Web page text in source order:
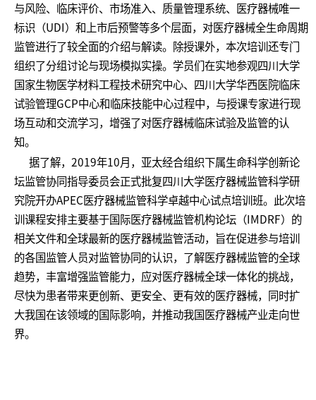
与风险、临床评价、市场准入、质量管理系统、医疗器械唯一
标识（UDI）和上市后预警等多个层面，对医疗器械全生命周期
监管进行了较全面的介绍与解读。除授课外，本次培训还专门
组织了分组讨论与现场模拟实操。学员们在实地参观四川大学
国家生物医学材料工程技术研究中心、四川大学华西医院临床
试验管理GCP中心和临床技能中心过程中，与授课专家进行现
场互动和交流学习，增强了对医疗器械临床试验及监管的认
知。
据了解，2019年10月，亚太经合组织下属生命科学创新论
坛监管协同指导委员会正式批复四川大学医疗器械监管科学研
究院开办APEC医疗器械监管科学卓越中心试点培训班。此次培
训课程安排主要基于国际医疗器械监管机构论坛（IMDRF）的
相关文件和全球最新的医疗器械监管活动，旨在促进参与培训
的各国监管人员对监管协同的认识，了解医疗器械监管的全球
趋势，丰富增强监管能力，应对医疗器械全球一体化的挑战，
尽快为患者带来更创新、更安全、更有效的医疗器械，同时扩
大我国在该领域的国际影响，并推动我国医疗器械产业走向世
界。